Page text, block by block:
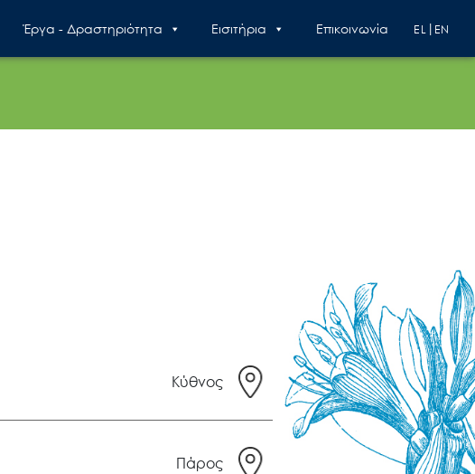
Έργα - Δραστηριότητα Εισιτήρια Επικοινωνία EN
EL
Κύθνος
Πάρος